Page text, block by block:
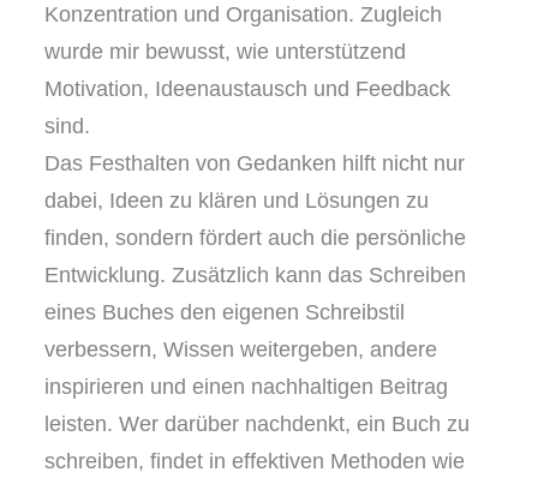
Konzentration und Organisation. Zugleich
wurde mir bewusst, wie unterstützend
Motivation, Ideenaustausch und Feedback
sind.
Das Festhalten von Gedanken hilft nicht nur
dabei, Ideen zu klären und Lösungen zu
finden, sondern fördert auch die persönliche
Entwicklung. Zusätzlich kann das Schreiben
eines Buches den eigenen Schreibstil
verbessern, Wissen weitergeben, andere
inspirieren und einen nachhaltigen Beitrag
leisten. Wer darüber nachdenkt, ein Buch zu
schreiben, findet in effektiven Methoden wie